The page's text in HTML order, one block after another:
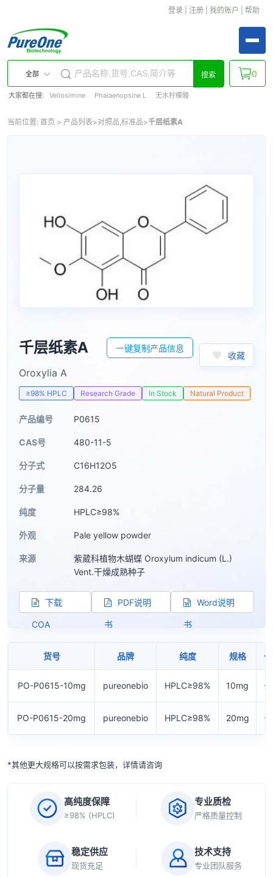
登录 注册 我的账户 帮助
全部 搜索
大家都在搜: Vellosimine Phalaenopsine L 无水柠檬酸
0
当前位置: 首页 > 产品列表>对照品,标准品>千层纸素A
千层纸素A 一键复制产品信息
收藏
Oroxylia A
≥98% HPLC Research Grade In Stock Natural Product
产品编号 P0615
CAS号 480-11-5
分子式 C16H12O5
分子量 284.26
纯度 HPLC≥98%
外观 Pale yellow powder
来源
紫葳科植物木蝴蝶 Oroxylum indicum (L.)
Vent.干燥成熟种子
下载
COA
PDF说明
书
Word说明
书
货号 品牌 纯度 规格
PO-P0615-10mg pureonebio HPLC≥98% 10mg
PO-P0615-20mg pureonebio HPLC≥98% 20mg
*其他更大规格可以按需求包装，详情请咨询
高纯度保障
≥98% (HPLC)
专业质检
严格质量控制
稳定供应
现货充足
技术支持
专业团队服务